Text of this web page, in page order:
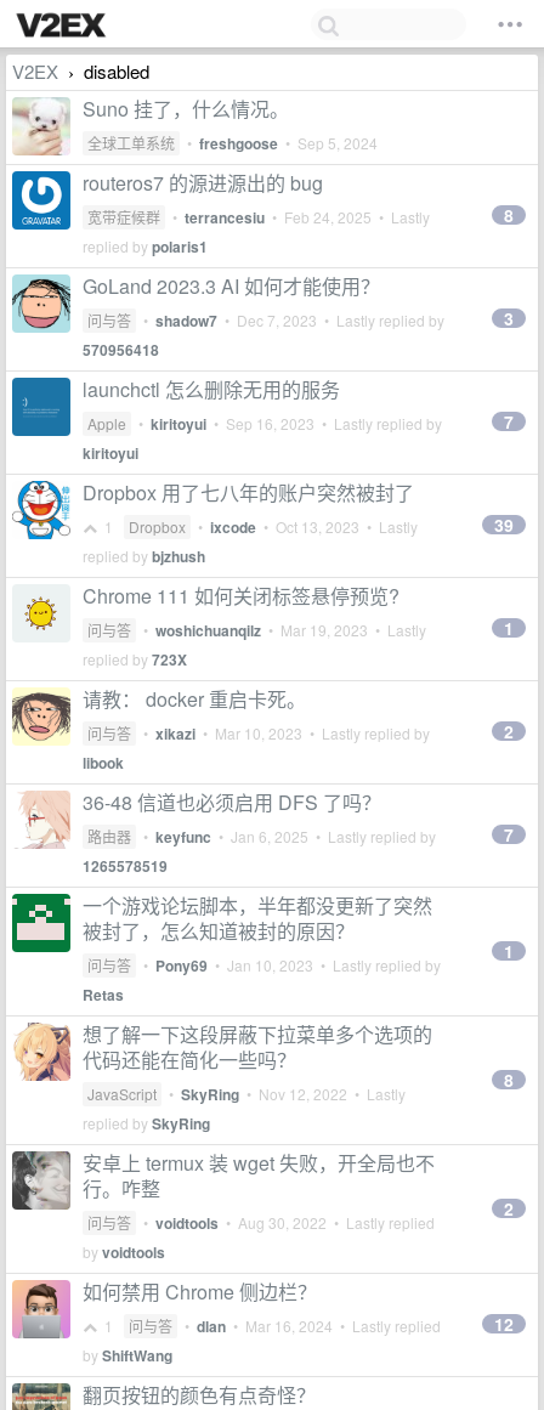
V2EX › disabled
Suno 挂了，什么情况。
全球工单系统 • freshgoose • Sep 5, 2024
routeros7 的源进源出的 bug
宽带症候群 • terrancesiu • Feb 24, 2025 • Lastly
replied bypolaris1
8
GoLand 2023.3 AI 如何才能使用？
问与答 • shadow7 • Dec 7, 2023 • Lastly replied by
570956418
3
launchctl 怎么删除无用的服务
Apple • kiritoyui • Sep 16, 2023 • Lastly replied by
kiritoyui
7
Dropbox 用了七八年的账户突然被封了
1 Dropbox • ixcode • Oct 13, 2023 • Lastly
replied bybjzhush
39
Chrome 111 如何关闭标签悬停预览?
问与答 • woshichuanqilz • Mar 19, 2023 • Lastly
replied by723X
1
请教： docker 重启卡死。
问与答 • xikazi • Mar 10, 2023 • Lastly replied by
libook
2
36-48 信道也必须启用 DFS 了吗？
路由器 • keyfunc • Jan 6, 2025 • Lastly replied by
1265578519
7
一个游戏论坛脚本，半年都没更新了突然
被封了，怎么知道被封的原因？
问与答 • Pony69 • Jan 10, 2023 • Lastly replied by
Retas
1
想了解一下这段屏蔽下拉菜单多个选项的
代码还能在简化一些吗？
JavaScript • SkyRing • Nov 12, 2022 • Lastly
replied bySkyRing
8
安卓上 termux 装 wget 失败，开全局也不
行。咋整
问与答 • voidtools • Aug 30, 2022 • Lastly replied
byvoidtools
2
如何禁用 Chrome 侧边栏？
1 问与答 • dlan • Mar 16, 2024 • Lastly replied
byShiftWang
12
翻页按钮的颜色有点奇怪？